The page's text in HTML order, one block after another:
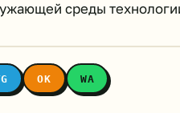
среды
OK WA